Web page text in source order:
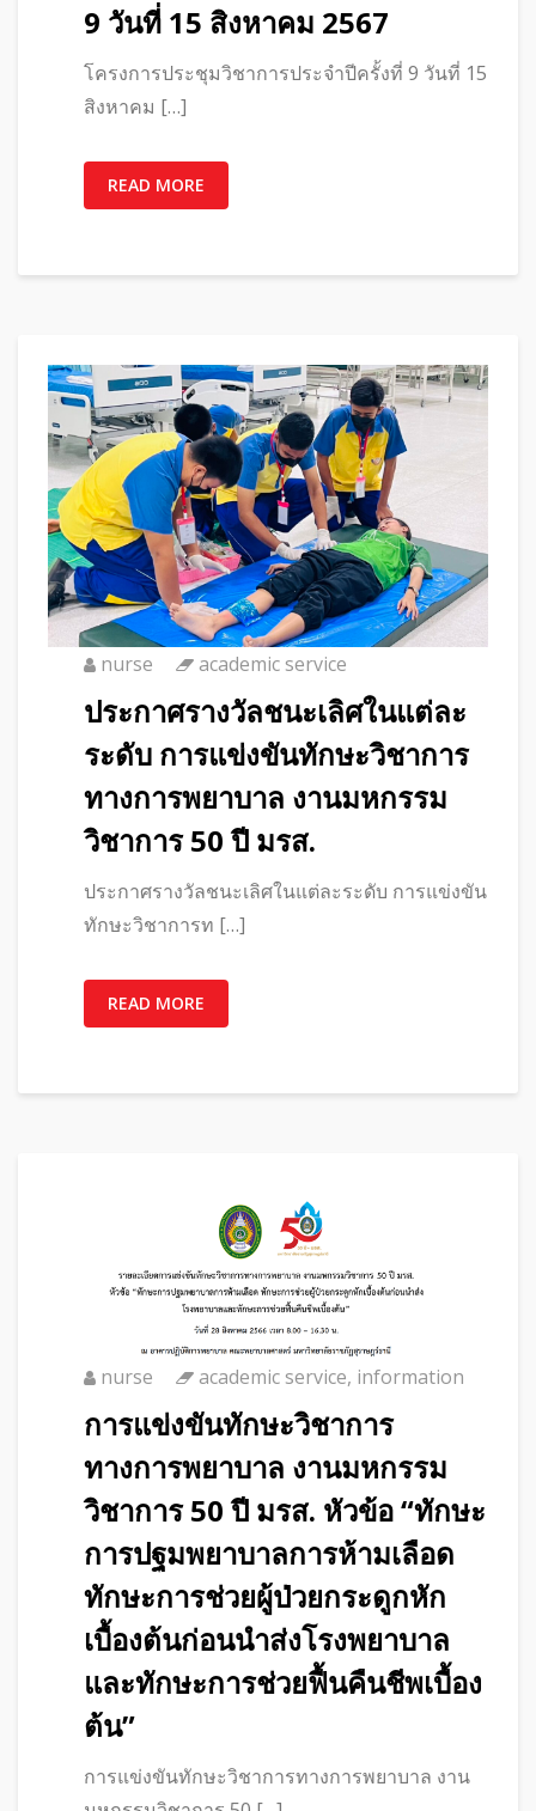
9 วันที่ 15 สิงหาคม 2567
โครงการประชุมวิชาการประจำปีครั้งที่ 9 วันที่ 15
สิงหาคม […]
READ MORE
nurse academic service
ประกาศรางวัลชนะเลิศในแต่ละ
ระดับ การแข่งขันทักษะวิชาการ
ทางการพยาบาล งานมหกรรม
วิชาการ 50 ปี มรส.
ประกาศรางวัลชนะเลิศในแต่ละระดับ การแข่งขัน
ทักษะวิชาการท […]
READ MORE
nurse academic service, information
การแข่งขันทักษะวิชาการ
ทางการพยาบาล งานมหกรรม
วิชาการ 50 ปี มรส. หัวข้อ “ทักษะ
การปฐมพยาบาลการห้ามเลือด
ทักษะการช่วยผู้ป่วยกระดูกหัก
เบื้องต้นก่อนนำส่งโรงพยาบาล
และทักษะการช่วยฟื้นคืนชีพเบื้อง
ต้น”
การแข่งขันทักษะวิชาการทางการพยาบาล งาน